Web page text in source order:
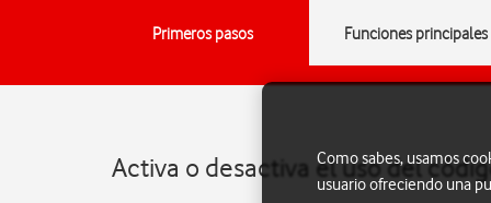
Primeros pasos Funciones principales
Activa o desactiva el uso del
Como sabes, usamos
usuario ofreciendo una